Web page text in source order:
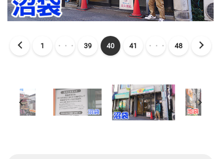
1 ・・・ 39 40 41 ・・・ 48